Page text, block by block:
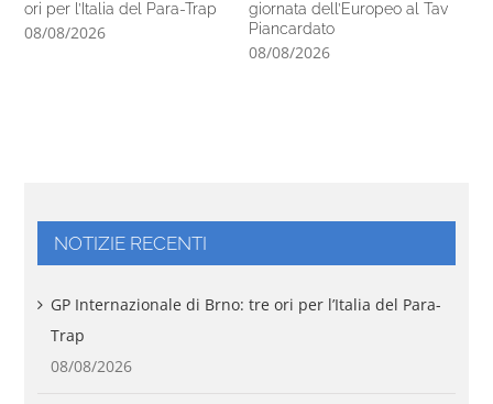
ori per l’Italia del Para-Trap
08/08/2026
giornata dell’Europeo al Tav
Piancardato
08/08/2026
NOTIZIE RECENTI
GP Internazionale di Brno: tre ori per l’Italia del Para-
Trap
08/08/2026